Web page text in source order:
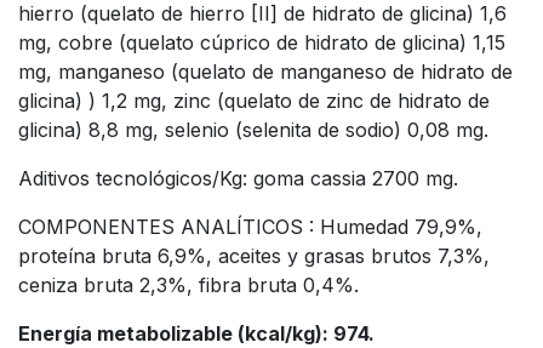
hierro (quelato de hierro [II] de hidrato de glicina) 1,6
mg, cobre (quelato cúprico de hidrato de glicina) 1,15
mg, manganeso (quelato de manganeso de hidrato de
glicina) ) 1,2 mg, zinc (quelato de zinc de hidrato de
glicina) 8,8 mg, selenio (selenita de sodio) 0,08 mg.
Aditivos tecnológicos/Kg: goma cassia 2700 mg.
COMPONENTES ANALÍTICOS : Humedad 79,9%,
proteína bruta 6,9%, aceites y grasas brutos 7,3%,
ceniza bruta 2,3%, fibra bruta 0,4%.
Energía metabolizable (kcal/kg): 974.